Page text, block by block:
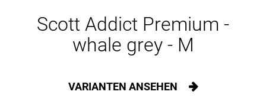
Scott Addict Premium -
whale grey - M
VARIANTEN ANSEHEN